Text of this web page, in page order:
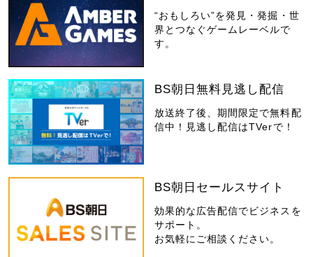
“おもしろい”を発見・発掘・世
界とつなぐゲームレーベルで
す。
BS朝日無料見逃し配信
放送終了後、期間限定で無料配
信中！見逃し配信はTVerで！
BS朝日セールスサイト
効果的な広告配信でビジネスを
サポート。
お気軽にご相談ください。